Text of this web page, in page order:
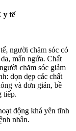
y tế
người chăm sóc có
mẩn ngứa. Chất
chăm sóc giảm
dọn dẹp các chất
và đơn giản, bề
tiếp.
động khá yên tĩnh
nhân.